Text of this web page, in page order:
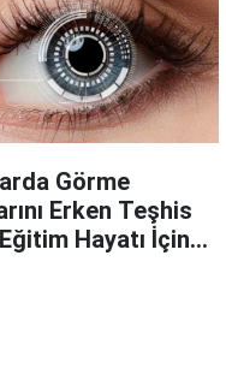
Görme
Erken Teşhis
Hayatı İçin